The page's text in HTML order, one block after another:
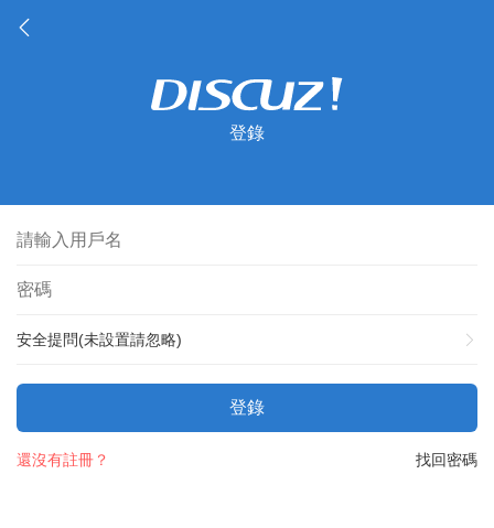
登錄
安全提問(未設置請忽略)
登錄
找回密碼
還沒有註冊？